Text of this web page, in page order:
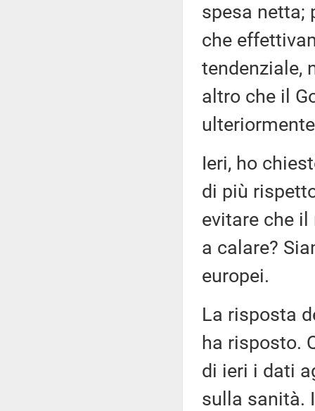
spesa netta;
che
tendenziale,
altro che il
Ieri, ho
di più
evitare che
a calare?
europei.
La risposta
ha risposto.
di ieri i dati
sulla sanità.